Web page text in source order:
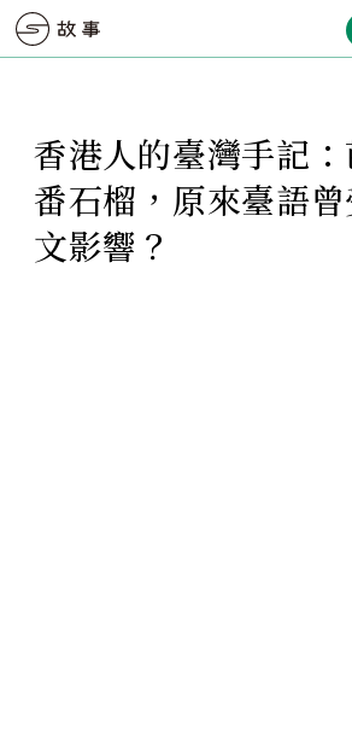
香港人的臺灣手記
番石榴，原來臺語
文影響？